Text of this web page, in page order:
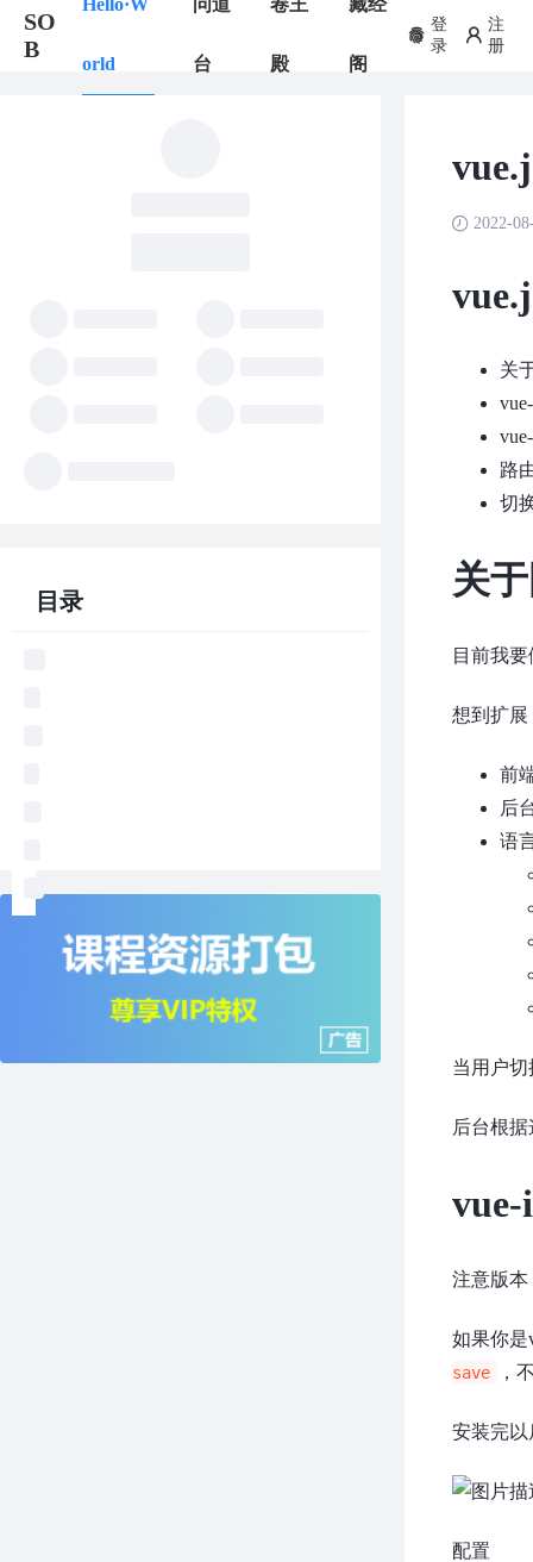
SO
B
Hello·W
orld
问道
台
卷王
殿
藏经
阁
登
录
注
册
目录
2022-
关
路
切
关
目前我
想到扩展
前
后
语
当用户
后台根
注意版本
如果你是
save ，
安装完以
配置